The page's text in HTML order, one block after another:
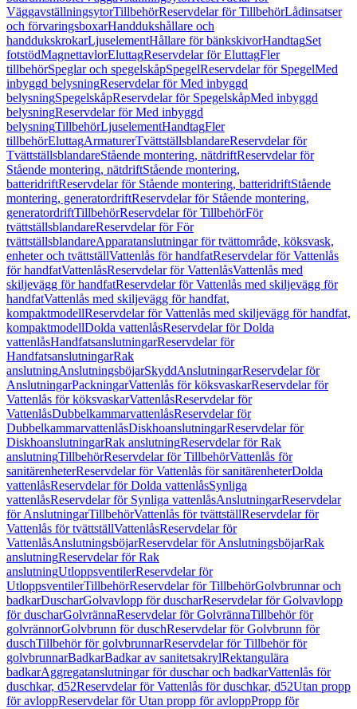
VäggavställningsytorTillbehörReservdelar för TillbehörLådinsatser
och förvaringsboxarHanddukshållare och
handdukskrokarLjuselementHållare för bänkskivorHandtagSet
fotstödMagnettavlorEluttagReservdelar för EluttagFler
tillbehörSpeglar och spegelskåpSpegelReservdelar för SpegelMed
inbyggd belysningReservdelar för Med inbyggd
belysningSpegelskåpReservdelar för SpegelskåpMed inbyggd
belysningReservdelar för Med inbyggd
belysningTillbehörLjuselementHandtagFler
tillbehörEluttagArmaturerTvättställsblandareReservdelar för
TvättställsblandareStående montering, nätdriftReservdelar för
Stående montering, nätdriftStående montering,
batteridriftReservdelar för Stående montering, batteridriftStående
montering, generatordriftReservdelar för Stående montering,
generatordriftTillbehörReservdelar för TillbehörFör
tvättställsblandareReservdelar för För
tvättställsblandareApparatanslutningar för tvättområde, köksvask,
enheter och tvättställVattenlås för handfatReservdelar för Vattenlås
för handfatVattenlåsReservdelar för VattenlåsVattenlås med
skiljevägg för handfatReservdelar för Vattenlås med skiljevägg för
handfatVattenlås med skiljevägg för handfat,
kompaktmodellReservdelar för Vattenlås med skiljevägg för handfat,
kompaktmodellDolda vattenlåsReservdelar för Dolda
vattenlåsHandfatsanslutningarReservdelar för
HandfatsanslutningarRak
anslutningAnslutningsböjarSkyddAnslutningarReservdelar för
AnslutningarPackningarVattenlås för köksvaskarReservdelar för
Vattenlås för köksvaskarVattenlåsReservdelar för
VattenlåsDubbelkammarvattenlåsReservdelar för
DubbelkammarvattenlåsDiskhoanslutningarReservdelar för
DiskhoanslutningarRak anslutningReservdelar för Rak
anslutningTillbehörReservdelar för TillbehörVattenlås för
sanitärenheterReservdelar för Vattenlås för sanitärenheterDolda
vattenlåsReservdelar för Dolda vattenlåsSynliga
vattenlåsReservdelar för Synliga vattenlåsAnslutningarReservdelar
för AnslutningarTillbehörVattenlås för tvättställReservdelar för
Vattenlås för tvättställVattenlåsReservdelar för
VattenlåsAnslutningsböjarReservdelar för AnslutningsböjarRak
anslutningReservdelar för Rak
anslutningUtloppsventilerReservdelar för
UtloppsventilerTillbehörReservdelar för TillbehörGolvbrunnar och
badkarDuscharGolvavlopp för duscharReservdelar för Golvavlopp
för duscharGolvrännaReservdelar för GolvrännaTillbehör för
golvrännorGolvbrunn för duschReservdelar för Golvbrunn för
duschTillbehör för golvbrunnarReservdelar för Tillbehör för
golvbrunnarBadkarBadkar av sanitetsakrylRektangulära
badkarAggregatanslutningar för duschar och badkarVattenlås för
duschkar, d52Reservdelar för Vattenlås för duschkar, d52Utan propp
för avloppReservdelar för Utan propp för avloppPropp för